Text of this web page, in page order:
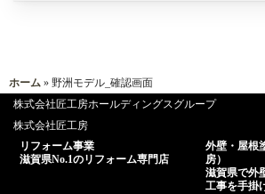
ホーム » 野洲モデル_確認画面
株式会社匠工房ホールディングスグループ
株式会社匠工房
リフォーム事業
滋賀県No.1のリフォーム専門店
外壁・屋根
房）
滋賀県で外
工事を手掛